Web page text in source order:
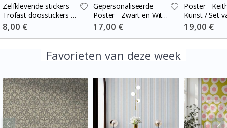
Zelfklevende stickers –
Trofast doosstickers /
Kies maat / Stripes
blue-cream
Special
Price
8,00 €
Gepersonaliseerde
Poster - Zwart en Wit
Hart Fotocollage
Special
Price
17,00 €
Poster -
Kunst / Set
Special
Price
19,00 €
Favorieten van deze week